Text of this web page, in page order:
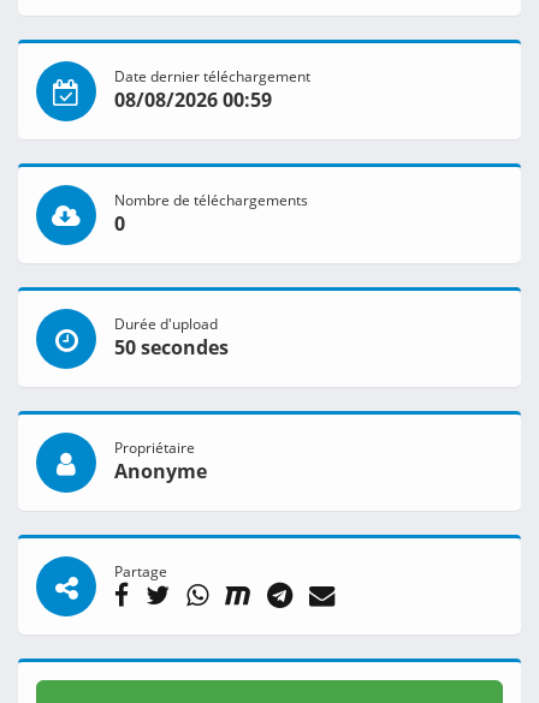
Date dernier téléchargement
08/08/2026 00:59
Nombre de téléchargements
0
Durée d'upload
50 secondes
Propriétaire
Anonyme
Partage